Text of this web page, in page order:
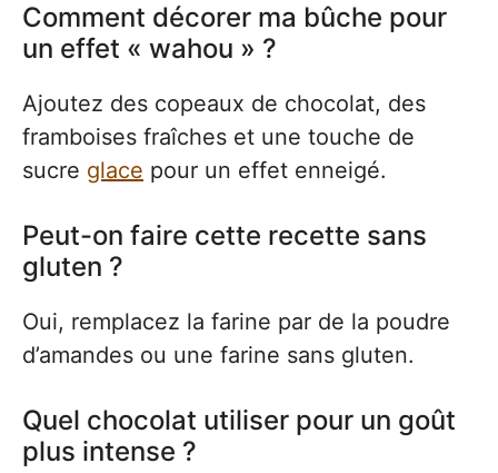
Comment décorer ma bûche pour
un effet « wahou » ?
Ajoutez des copeaux de chocolat, des
framboises fraîches et une touche de
sucre glace pour un effet enneigé.
Peut-on faire cette recette sans
gluten ?
Oui, remplacez la farine par de la poudre
d’amandes ou une farine sans gluten.
Quel chocolat utiliser pour un goût
plus intense ?